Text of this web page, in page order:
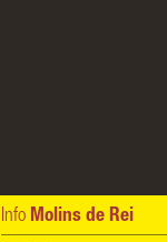
Info Molins de Rei